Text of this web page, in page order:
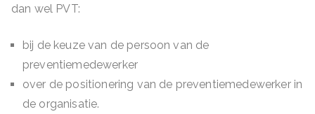
dan wel PVT:
bij de keuze van de persoon van de
preventiemedewerker
over de positionering van de preventiemedewerker in
de organisatie.